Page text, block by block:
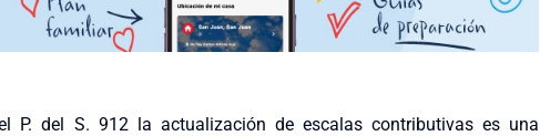
P. del S. 912 la actualización de escalas contributivas es una